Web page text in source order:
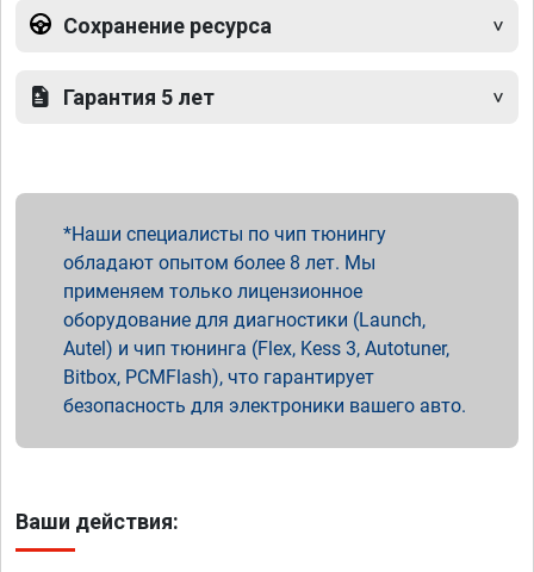
Сохранение ресурса
Гарантия 5 лет
Наши специалисты по чип тюнингу
обладают опытом более 8 лет. Мы
применяем только лицензионное
оборудование для диагностики (Launch,
Autel) и чип тюнинга (Flex, Kess 3, Autotuner,
Bitbox, PCMFlash), что гарантирует
безопасность для электроники вашего авто.
Ваши действия: